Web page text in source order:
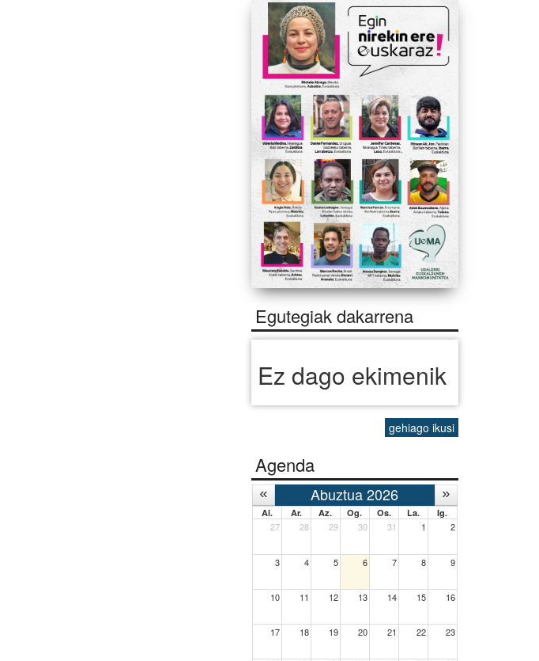
Egutegiak dakarrena
Ez dago ekimenik
gehiago ikusi
Agenda
Abuztua 2026
Al. Ar. Az. Og. Os. La. Ig.
27 28 29 30 31 1 2
3 4 5 6 7 8 9
10 11 12 13 14 15 16
17 18 19 20 21 22 23